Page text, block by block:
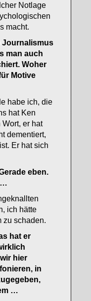
Notlage
macht.
Journalismus
man auch
Woher
Motive
habe ich, die
hat Ken
er hat
dementiert,
Er hat sich
eben.
…
ich hätte
zu schaden.
hat er
hier
in
…